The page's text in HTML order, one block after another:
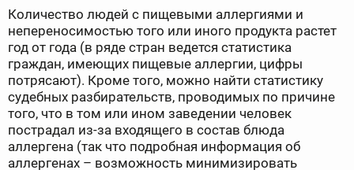
Количество людей с пищевыми аллергиями и
непереносимостью того или иного продукта растет
год от года (в ряде стран ведется статистика
граждан, имеющих пищевые аллергии, цифры
потрясают). Кроме того, можно найти статистику
судебных разбирательств, проводимых по причине
того, что в том или ином заведении человек
пострадал из-за входящего в состав блюда
аллергена (так что подробная информация об
аллергенах – возможность минимизировать